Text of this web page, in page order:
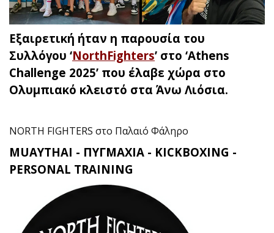
Εξαιρετική ήταν η παρουσία του
Συλλόγου ‘NorthFighters’ στο ‘Athens
Challenge 2025’ που έλαβε χώρα στο
Ολυμπιακό κλειστό στα Άνω Λιόσια.
NORTH FIGHTERS στο Παλαιό Φάληρο
MUAYTHAI - ΠΥΓΜΑΧΙΑ - KICKBOXING -
PERSONAL TRAINING